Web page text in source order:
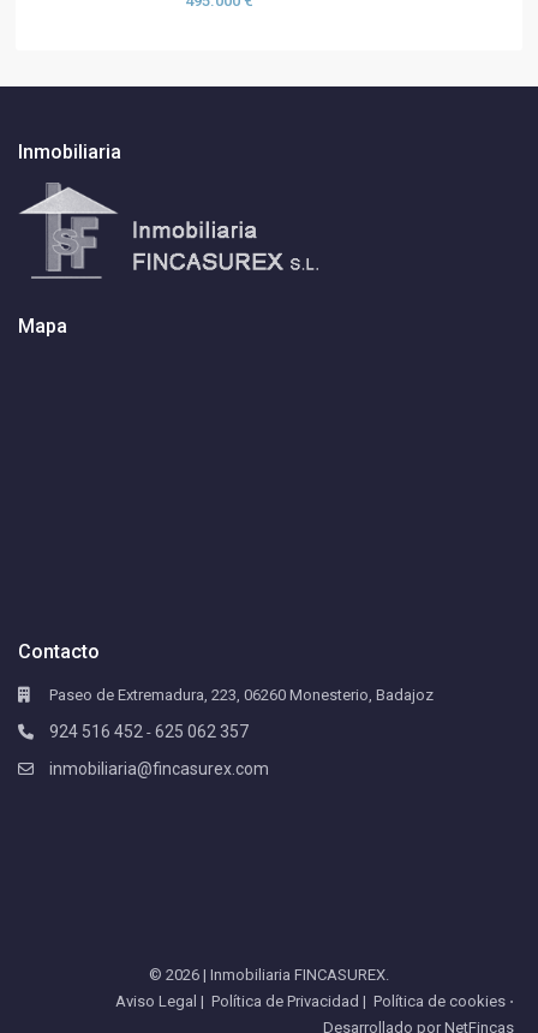
Inmobiliaria
Mapa
Contacto
Paseo de Extremadura, 223, 06260 Monesterio, Badajoz
924 516 452 -625 062 357
inmobiliaria@fincasurex.com
© 2026 | Inmobiliaria FINCASUREX.
Aviso Legal | Política de Privacidad | Política de cookies⋅
Desarrollado por NetFincas